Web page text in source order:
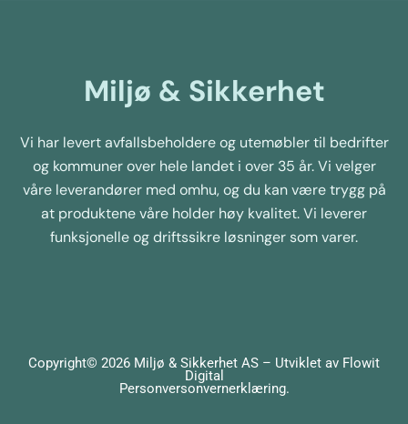
Miljø & Sikkerhet
Vi har levert avfallsbeholdere og utemøbler til bedrifter
og kommuner over hele landet i over 35 år. Vi velger
våre leverandører med omhu, og du kan være trygg på
at produktene våre holder høy kvalitet. Vi leverer
funksjonelle og driftssikre løsninger som varer.
Copyright© 2026 Miljø & Sikkerhet AS – Utviklet av Flowit
Digital
Personversonvernerklæring.